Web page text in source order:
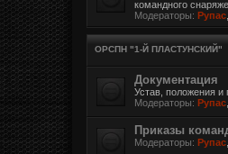
командного
Модераторы: Рупас
ОРСПН "1-Й ПЛАСТУНСКИЙ"
Документация
Устав, положения и
Модераторы: Рупас
Приказы
Модераторы: Рупас